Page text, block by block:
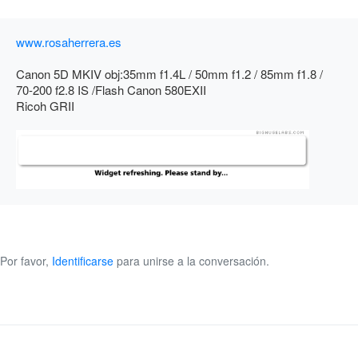
www.rosaherrera.es
Canon 5D MKIV obj:35mm f1.4L / 50mm f1.2 / 85mm f1.8 /
70-200 f2.8 IS /Flash Canon 580EXII
Ricoh GRII
Por favor, Identificarse para unirse a la conversación.